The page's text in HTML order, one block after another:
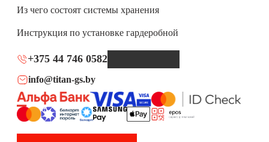
Из чего состоят системы хранения
Инструкция по установке гардеробной
+375 44 746 0582
info@titan-gs.by